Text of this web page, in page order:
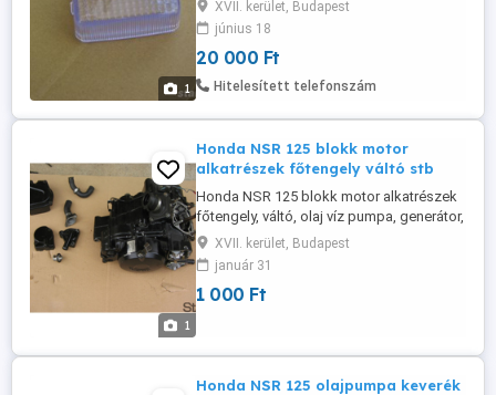
1
dominatoron felszerelve. A felsoroltakon
kívül több típushoz is felhasználható. Xrv
650 Africa Twin 1988 Xrv 750 Africa Twin
1990-2000 XLR 125R 1998-1999 NX 250
XVII. kerület, Budapest
június 18
20 000 Ft
Hitelesített telefonszám
1
Honda NSR 125 blokk motor
alkatrészek főtengely váltó stb
Honda NSR 125 blokk motor alkatrészek
főtengely, váltó, olaj víz pumpa, generátor,
lendkerék stb
XVII. kerület, Budapest
január 31
1 000 Ft
Honda NSR 125 olajpumpa keverék